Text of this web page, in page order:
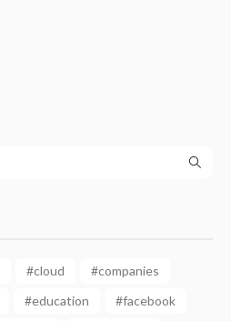
#cloud
#companies
#education
#facebook